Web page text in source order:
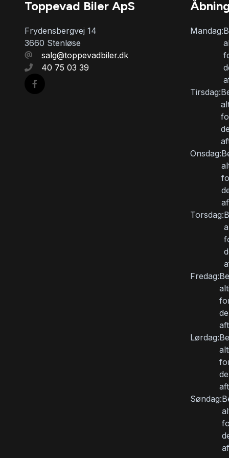
Toppevad Biler ApS
Frydensbergvej 14
3660 Stenløse
salg@toppevadbiler.dk
40 75 03 39
Mandag:
Tirsdag:
Onsdag:
Torsdag:
Fredag:
Lørdag:
Søndag: